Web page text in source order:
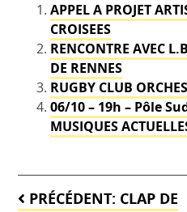
APPEL A PROJET
CROISEES
RENCONTRE AVEC
DE RENNES
RUGBY CLUB
06/10 – 19h – Pôle
MUSIQUES
Navigation
PRÉCÉDENT: CLAP DE